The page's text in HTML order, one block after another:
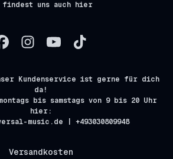
findest uns auch hier
Kundenservice ist gerne für dich
da!
bis samstags von 9 bis 20 Uhr
hier:
music.de | +493030809948
Versandkosten